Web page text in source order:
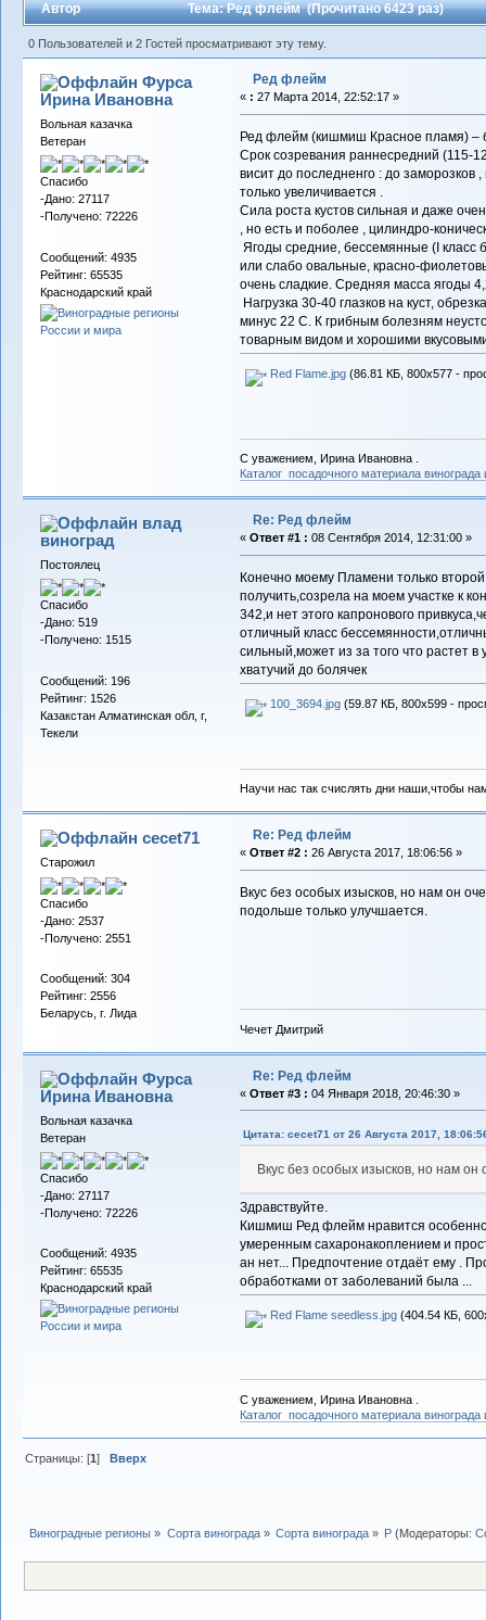
Автор Тема: Ред флейм (Прочитано 6423 раз)
0 Пользователей и 2 Гостей просматривают эту тему.
Фурса
Ирина Ивановна
Вольная казачка
Ветеран
Спасибо
-Дано: 27117
-Получено: 72226
Сообщений: 4935
Рейтинг: 65535
Краснодарский край
Ред флейм
« : 27 Марта 2014, 22:52:17 »
Ред флейм (кишмиш Красное пламя) –
Срок созревания раннесредний (115-
висит до последненго : до заморозков
только увеличивается .
Сила роста кустов сильная и даже
, но есть и поболее , цилиндро-
Ягоды средние, бессемянные (I класс
или слабо овальные, красно-
очень сладкие. Средняя масса ягоды
Нагрузка 30-40 глазков на куст,
минус 22 С. К грибным болезням
товарным видом и хорошими
Red Flame.jpg(86.81 КБ, 800x577 -
С уважением, Ирина Ивановна .
Каталог посадочного материала
влад
виноград
Постоялец
Спасибо
-Дано: 519
-Получено: 1515
Сообщений: 196
Рейтинг: 1526
Казакстан Алматинская обл, г,
Текели
Re: Ред флейм
« Ответ #1 : 08 Сентября 2014, 12:31:00 »
Конечно моему Пламени только
получить,созрела на моем участке к
342,и нет этого капронового
отличный класс
сильный,может из за того что растет в
хватучий до болячек
100_3694.jpg(59.87 КБ, 800x599 -
Научи нас так счислять дни наши,чтобы
cecet71
Старожил
Спасибо
-Дано: 2537
-Получено: 2551
Сообщений: 304
Рейтинг: 2556
Беларусь, г. Лида
Re: Ред флейм
« Ответ #2 : 26 Августа 2017, 18:06:56 »
Вкус без особых изысков, но нам он
подольше только улучшается.
Чечет Дмитрий
Фурса
Ирина Ивановна
Вольная казачка
Ветеран
Спасибо
-Дано: 27117
-Получено: 72226
Сообщений: 4935
Рейтинг: 65535
Краснодарский край
Re: Ред флейм
« Ответ #3 : 04 Января 2018, 20:46:30 »
Цитата: cecet71 от 26 Августа 2017,
Вкус без особых изысков, но нам он
Здравствуйте.
Кишмиш Ред флейм нравится особенно
умеренным сахаронакоплением и
ан нет... Предпочтение отдаёт ему .
обработками от заболеваний была ...
Red Flame seedless.jpg(404.54 КБ,
С уважением, Ирина Ивановна .
Каталог посадочного материала
Страницы: [1]Вверх
Виноградные регионы » Сорта винограда» Сорта винограда» Р (Модераторы: